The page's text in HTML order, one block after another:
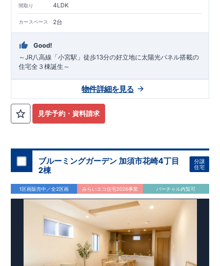
間取り 4LDK
カースペース 2台
Good!
～JR八高線「小宮駅」徒歩13分の好立地に太陽光パネル搭載の
住宅全３棟誕生～
見学予約・資料請求
物件詳細を見る
ブルーミングガーデン 加須市花崎4丁目
2棟
分譲
住宅
1区画販売中／全2区画 みらいエコ住宅2026事業 バーチャル内覧可